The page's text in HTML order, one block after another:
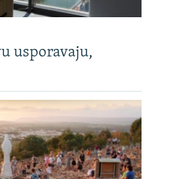
usporavaju,